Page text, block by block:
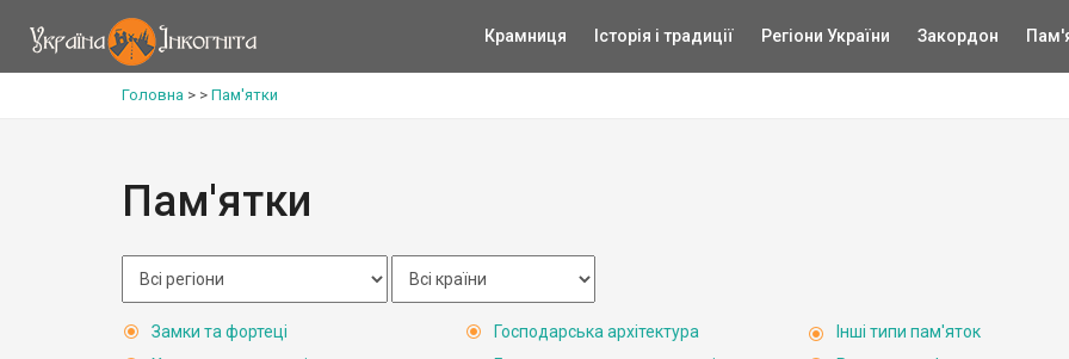
Крамниця Історія і традиції Регіони України Закордон
Головна > > Пам'ятки
Пам'ятки
Замки та фортеці
Господарська архітектура
Інші типи пам'яток